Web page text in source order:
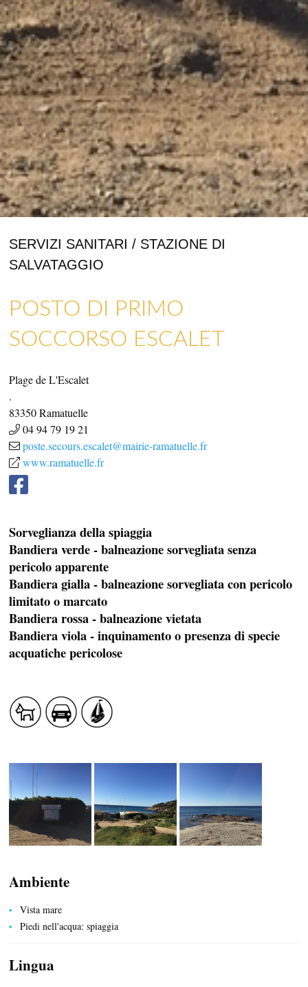
ARTIGIANATO E GALLERIE D’ARTE
NEGOZI E ARTIGIANI
SANITÀ
SERVIZI SANITARI / STAZIONE DI
SALVATAGGIO
POSTO DI PRIMO
SOCCORSO ESCALET
Plage de L'Escalet
.
83350 Ramatuelle
04 94 79 19 21
poste.secours.escalet@mairie-ramatuelle.fr
www.ramatuelle.fr
Sorveglianza della spiaggia
Bandiera verde - balneazione sorvegliata senza
pericolo apparente
Bandiera gialla - balneazione sorvegliata con pericolo
limitato o marcato
Bandiera rossa - balneazione vietata
Bandiera viola - inquinamento o presenza di specie
acquatiche pericolose
Ambiente
Vista mare
Piedi nell'acqua: spiaggia
Lingua